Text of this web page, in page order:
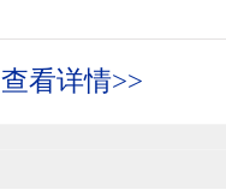
查看详情>>